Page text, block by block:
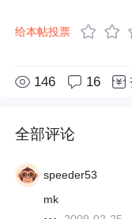
给本帖投票
146 16
全部评论
speeder53
mk